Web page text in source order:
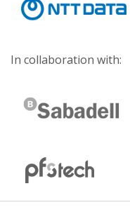
In collaboration with: